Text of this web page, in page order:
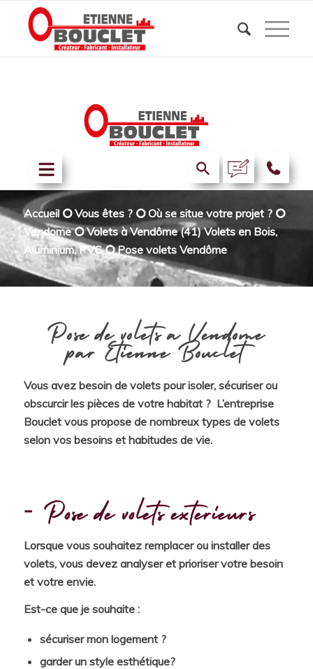
Accueil⭘Vous êtes ?⭘Où se situe votre projet ?⭘
Vendome⭘Volets à Vendôme (41) Volets en Bois,
Aluminium, PVC⭘Pose volets Vendôme
Pose de volets à Vendôme
par Etienne Bouclet
Vous avez besoin de volets pour isoler, sécuriser ou
obscurcir les pièces de votre habitat ? L’entreprise
Bouclet vous propose de nombreux types de volets
selon vos besoins et habitudes de vie.
Pose de volets extérieurs
Lorsque vous souhaitez remplacer ou installer des
volets, vous devez analyser et prioriser votre besoin
et votre envie.
Est-ce que je souhaite :
sécuriser mon logement ?
garder un style esthétique?